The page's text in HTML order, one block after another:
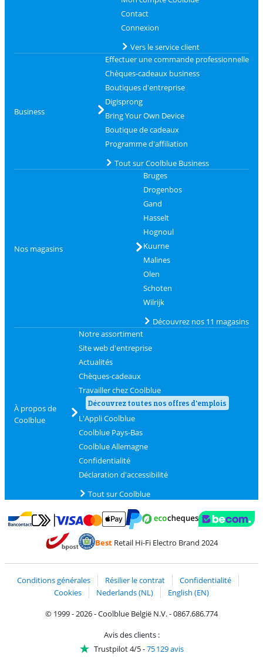
Contact
Connexion
Vers le service client
Business
Effectuer une commande professionnelle
Chèques-cadeaux business
Boutiques d'entreprise
Digisprong
Bring Your Own Device
Boutique de cadeaux
Programme d'affiliation
Tout sur Coolblue Business
Nos magasins
Bruges
Drogenbos
Gand
Hasselt
Hognoul
Kuurne
Malines
Olen
Schoten
Wilrijk
Découvrez nos 11 magasins
À propos de
Coolblue
Notre assortiment
Site web d'entreprise
Actualités
Chèques-cadeaux
Travailler chez Coolblue
Découvrez toutes nos offres d'emplois
L'Appli Coolblue
Coolblue Pays-Bas
Coolblue Allemagne
Confidentialité
Déclaration d'accessibilité
Tout sur Coolblue
Payer avec Bancontact
Payer avec MasterCard et Visa via ClickToPay
Payer avec PayPal
BestRetail Hi-Fi Electro Brand 2024
Conditions générales Résilier le contrat
Confidentialité
Cookies
Nederlands (NL)
English (EN)
© 1999 - 2026 - Coolblue België N.V. - 0867.686.774
Avis des clients :
Trustpilot 4/5-75 129 avis